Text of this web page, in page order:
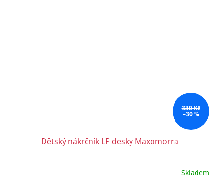
330 Kč
–30 %
Dětský nákrčník LP desky Maxomorra
Skladem